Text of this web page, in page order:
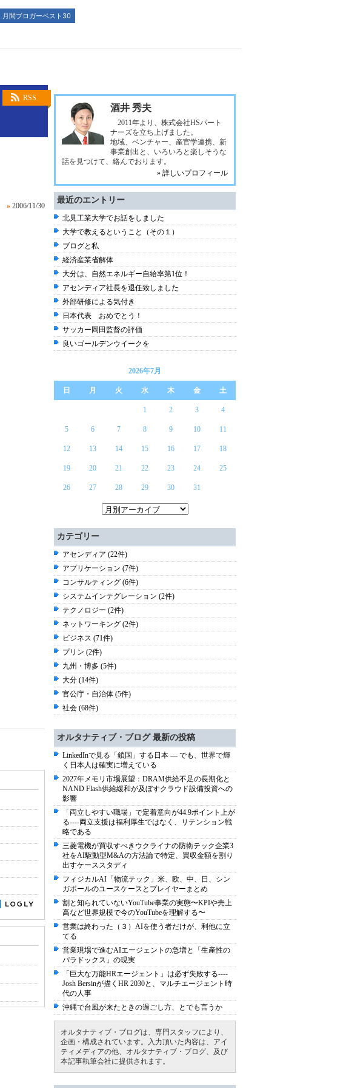
月間ブロガーベスト30
RSS
» 2006/11/30
酒井 秀夫
2011年より、株式会社HSパート
ナーズを立ち上げました。
地域、ベンチャー、産官学連携、新
事業創出と、いろいろと楽しそうな
話を見つけて、絡んでおります。
» 詳しいプロフィール
最近のエントリー
北見工業大学でお話をしました
大学で教えるということ（その１）
ブログと私
経済産業省解体
大分は、自然エネルギー自給率第1位！
アセンディア社長を退任致しました
外部研修による気付き
日本代表 おめでとう！
サッカー岡田監督の評価
良いゴールデンウイークを
2026年7月
日 月 火 水 木 金 土
1 2 3 4
5 6 7 8 9 10 11
12 13 14 15 16 17 18
19 20 21 22 23 24 25
26 27 28 29 30 31
カテゴリー
アセンディア (22件)
アプリケーション (7件)
コンサルティング (6件)
システムインテグレーション (2件)
テクノロジー (2件)
ネットワーキング (2件)
ビジネス (71件)
プリン (2件)
九州・博多 (5件)
大分 (14件)
官公庁・自治体 (5件)
社会 (68件)
オルタナティブ・ブログ 最新の投稿
LinkedInで見る「鎖国」する日本 ― でも、世界で輝
く日本人は確実に増えている
2027年メモリ市場展望：DRAM供給不足の長期化と
NAND Flash供給緩和が及ぼすクラウド設備投資への
影響
「両立しやすい職場」で定着意向が44.9ポイント上が
る----両立支援は福利厚生ではなく、リテンション戦
略である
三菱電機が買収すべきウクライナの防衛テック企業3
社をAI駆動型M&Aの方法論で特定、買収金額を割り
出すケーススタディ
フィジカルAI「物流テック」米、欧、中、日、シン
ガポールのユースケースとプレイヤーまとめ
割と知られていないYouTube事業の実態〜KPIや売上
高など世界規模で今のYouTubeを理解する〜
営業は終わった（３）AIを使う者だけが、利他に立
てる
営業現場で進むAIエージェントの急増と「生産性の
パラドックス」の現実
「巨大な万能HRエージェント」は必ず失敗する----
Josh Bersinが描くHR 2030と、マルチエージェント時
代の人事
沖縄で台風が来たときの過ごし方、とでも言うか
オルタナティブ・ブログは、専門スタッフにより、
企画・構成されています。入力頂いた内容は、アイ
ティメディアの他、オルタナティブ・ブログ、及び
本記事執筆会社に提供されます。